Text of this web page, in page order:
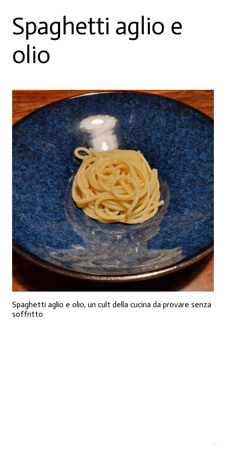
Spaghetti aglio e
olio
Spaghetti aglio e olio, un cult della cucina da provare senza
soffritto